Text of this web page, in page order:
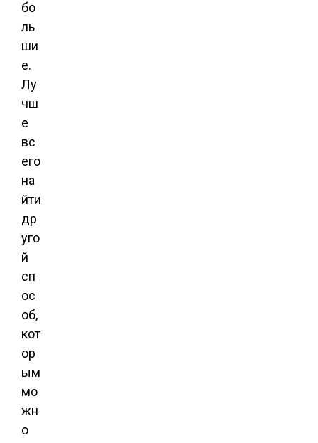
бо
ль
ши
е.
Лу
чш
е
вс
его
на
йти
др
уго
й
сп
ос
об,
кот
ор
ым
мо
жн
о